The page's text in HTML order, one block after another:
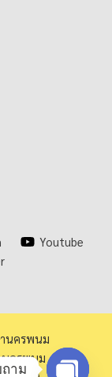
Youtube
นครพนม
ครพนม 48000
าม